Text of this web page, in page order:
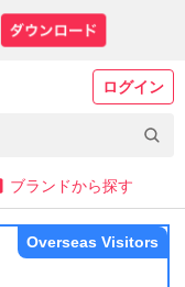
ログイン
ブランドから探す
Overseas Visitors